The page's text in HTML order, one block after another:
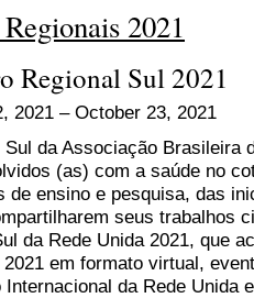
2021
Regional Sul 2021
2021 – October 23, 2021
Sul da Associação Brasileira
(as) com a saúde no
de ensino e pesquisa, das
seus trabalhos
da Rede Unida 2021, que
em formato virtual,
Internacional da Rede Unida